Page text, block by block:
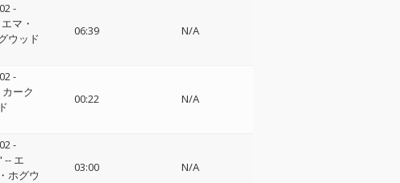
-
エマ・
ウッド
06:39 N/A
-
ーク
00:22 N/A
-
-- エ
ホグウ
03:00 N/A